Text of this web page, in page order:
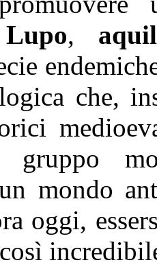
Lupo,
che,
gruppo
mondo
oggi,